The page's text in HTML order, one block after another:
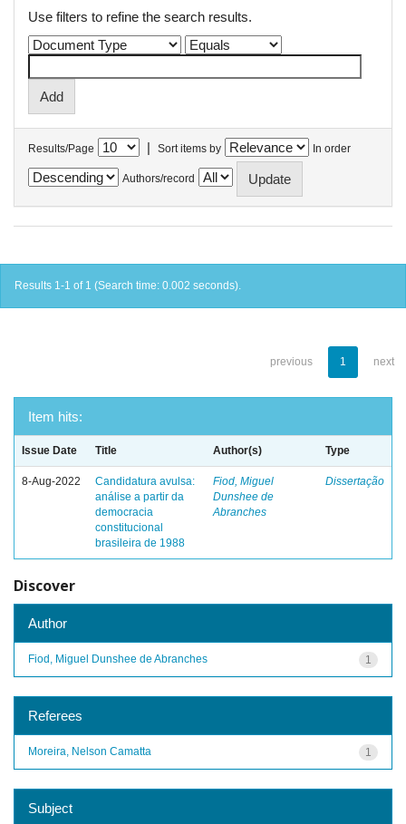
Use filters to refine the search results.
Results/Page | Sort items by In order
Authors/record
Results 1-1 of 1 (Search time: 0.002 seconds).
previous 1 next
Item hits:
Issue Date Title Author(s) Type
8-Aug-2022
Candidatura avulsa:
análise a partir da
democracia
constitucional
brasileira de 1988
Fiod, Miguel
Dunshee de
Abranches
Dissertação
Discover
Author
1
Fiod, Miguel Dunshee de Abranches
Referees
1
Moreira, Nelson Camatta
Subject